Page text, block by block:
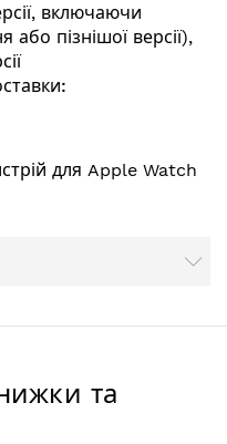
включаючи
пізнішої версії),
для Apple Watch
та